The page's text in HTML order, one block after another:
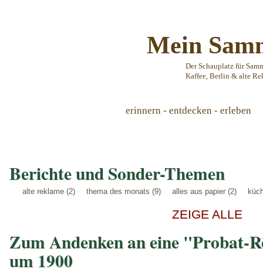
Mein
Der Schauplatz für
Kaffee, Berlin & alte
erinnern - entdecken - erleben
Berichte und Sonder-Themen
alte reklame (2) thema des monats (9) alles aus papier (2)
ZEIGE ALLE
Zum Andenken an eine "Probat-
um 1900